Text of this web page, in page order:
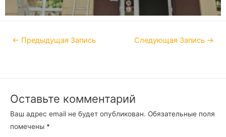
← Предыдущая Запись Следующая Запись →
Оставьте комментарий
Ваш адрес email не будет опубликован. Обязательные поля
помечены *